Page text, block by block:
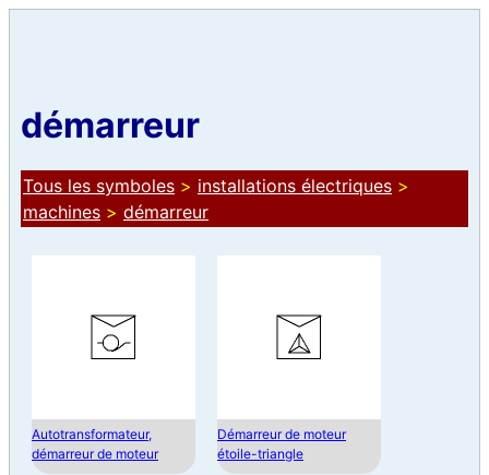
démarreur
Tous les symboles > installations électriques >
machines > démarreur
Autotransformateur,
démarreur de moteur
Démarreur de moteur
étoile-triangle